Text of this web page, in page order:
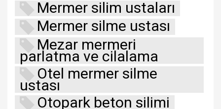
Mermer silim ustaları
Mermer silme ustası
Mezar mermeri
parlatma ve cilalama
Otel mermer silme
ustası
Otopark beton silimi